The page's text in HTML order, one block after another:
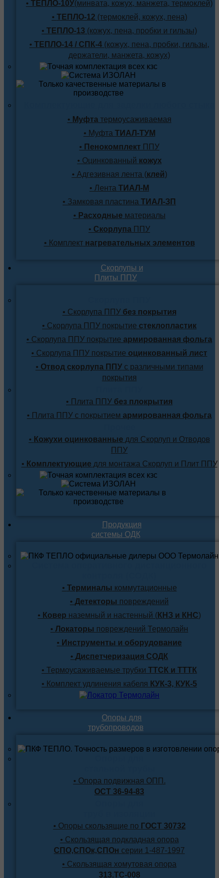
• ТЕПЛО-10У(минвата, кожух, манжета, термоклей)
• ТЕПЛО-12 (термоклей, кожух, пена)
• ТЕПЛО-13 (кожух, пена, пробки и гильзы)
• ТЕПЛО-14 / СПК-4 (кожух, пена, пробки, гильзы,
держатели, манжета, кожух)
• Муфтатермоусаживаемая
• Муфта ТИАЛ-ТУМ
• Пенокомплект ППУ
• Оцинкованный кожух
• Адгезивная лента (клей)
• Лента ТИАЛ-М
• Замковая пластина ТИАЛ-ЗП
• Расходные материалы
• Скорлупа ППУ
• Комплектнагревательных элементов
Скорлупы и
Плиты ППУ
• Скорлупа ППУбез покрытия
• Скорлупа ППУ покрытие стеклопластик
• Скорлупа ППУ покрытие армированная фольга
• Скорлупа ППУ покрытие оцинкованный лист
• Отвод скорлупа ППУс различными типами
покрытия
• Плита ППУ без плокрытия
• Плита ППУ с покрытием армированная фольга
• Кожухи оцинкованные для Скорлуп и Отводов
ППУ
• Комплектующие для монтажа Скорлуп и Плит ППУ
Продукция
системы ОДК
• Терминалы коммутационные
• Детекторы повреждений
• Ковер наземный и настенный (КНЗ и КНС)
• Локаторы повреждений Термолайн
• Инструменты и оборудование
• Диспетчеризация СОДК
• Термоусаживаемые трубки ТТСК и ТТТК
• Комплект удлинения кабеля КУК-3, КУК-5
Опоры для
трубопроводов
• Опора подвижная ОПП.
ОСТ 36-94-83
• Опоры скользящие по ГОСТ 30732
• Скользящая подкладная опора
СПО,СПОк,СПОн серии 1-487-1997
• Скользящая хомутовая опора
313.ТС-008